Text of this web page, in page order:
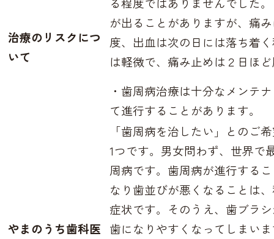
治療のリスクにつ
いて
が出ることがありますが、痛
度、出血は次の日には落ち着
は軽微で、痛み止めは２日ほ
・歯周病治療は十分なメンテ
て進行することがあります。
やまのうち歯科医
「歯周病を治したい」とのご
1つです。 男女問わず、世界で
周病です。歯周病が進行する
なり歯並びが悪くなることは
症状です。そのうえ、歯ブラ
歯になりやすくなってしまい